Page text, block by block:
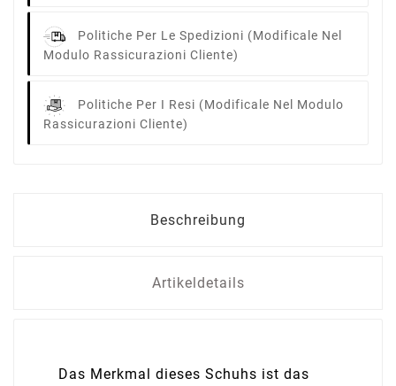
Politiche Per Le Spedizioni (modificale Nel
Modulo Rassicurazioni Cliente)
Politiche Per I Resi (modificale Nel Modulo
Rassicurazioni Cliente)
Beschreibung
Artikeldetails
Das Merkmal dieses Schuhs ist das